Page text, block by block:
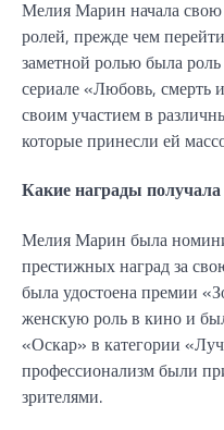
Мелия Марин начала свою
ролей, прежде чем
заметной ролью была
сериале «Любовь, смерть
своим участием в
которые принесли ей
Какие награды
Мелия Марин была
престижных наград за
была удостоена премии
женскую роль в кино и
«Оскар» в категории
профессионализм были
зрителями.